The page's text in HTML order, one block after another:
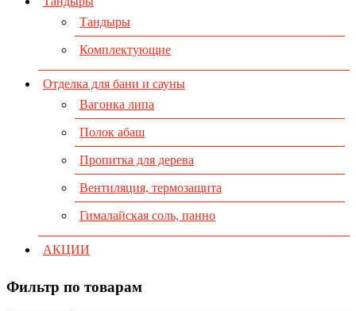
Тандыры
Комплектующие
Отделка для бани и сауны
Вагонка липа
Полок абаш
Пропитка для дерева
Вентиляция, термозащита
Гималайская соль, панно
АКЦИИ
Фильтр по товарам